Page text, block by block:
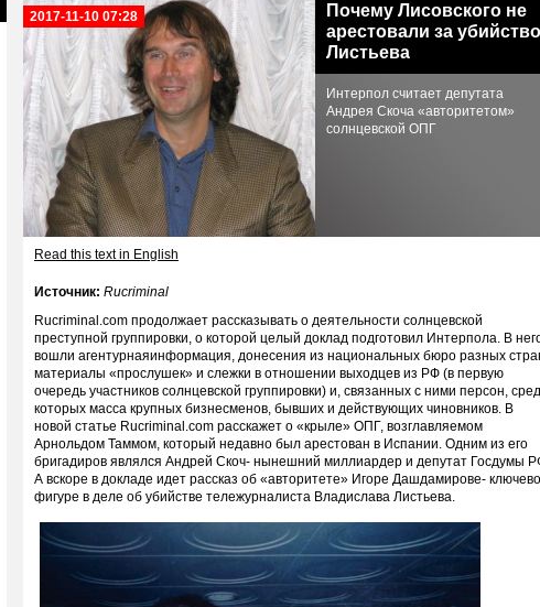
2017-11-10 07:28
Почему Лисовского не
арестовали за убийство
Листьева
Интерпол считает депутата
Андрея Скоча «авторитетом»
солнцевской ОПГ
Read this text in English
Источник: Rucriminal
Rucriminal.com продолжает рассказывать о деятельности солнцевской
преступной группировки, о которой целый доклад подготовил Интерпола. В
вошли агентурнаяинформация, донесения из национальных бюро разных
материалы «прослушек» и слежки в отношении выходцев из РФ (в первую
очередь участников солнцевской группировки) и, связанных с ними персон,
которых масса крупных бизнесменов, бывших и действующих чиновников. В
новой статье Rucriminal.com расскажет о «крыле» ОПГ, возглавляемом
Арнольдом Таммом, который недавно был арестован в Испании. Одним из его
бригадиров являлся Андрей Скоч- нынешний миллиардер и депутат Госдумы
А вскоре в докладе идет рассказ об «авторитете» Игоре Дашдамирове-
фигуре в деле об убийстве тележурналиста Владислава Листьева.